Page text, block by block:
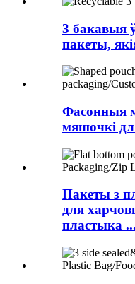
3 бакавыя
пакеты,
Фасонныя
мяшочкі
Пакеты з
для
пластыка ...